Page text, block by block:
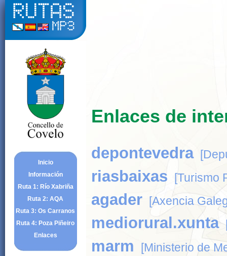
Inicio
Información
Ruta 1: Río Xabriña
Ruta 2: AQA
Ruta 3: Os Carranos
Ruta 4: Poza Piñeiro
Enlaces
Enlaces de
depontevedra
riasbaixas [Turismo
agader [Axencia
mediorural.xunta
marm [Ministerio de